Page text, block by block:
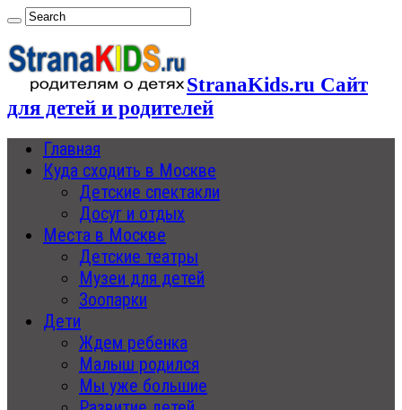
StranaKids.ru Сайт
для детей и родителей
Главная
Куда сходить в Москве
Детские спектакли
Досуг и отдых
Места в Москве
Детские театры
Музеи для детей
Зоопарки
Дети
Ждем ребенка
Малыш родился
Мы уже большие